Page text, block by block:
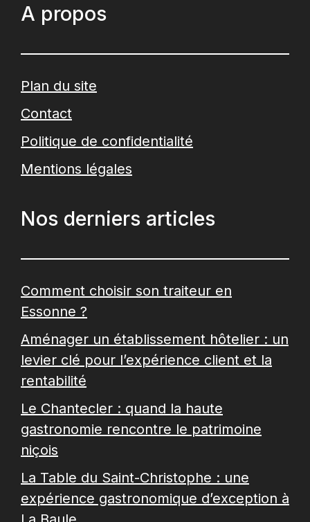
A propos
Plan du site
Contact
Politique de confidentialité
Mentions légales
Nos derniers articles
Comment choisir son traiteur en
Essonne ?
Aménager un établissement hôtelier : un
levier clé pour l’expérience client et la
rentabilité
Le Chantecler : quand la haute
gastronomie rencontre le patrimoine
niçois
La Table du Saint-Christophe : une
expérience gastronomique d’exception à